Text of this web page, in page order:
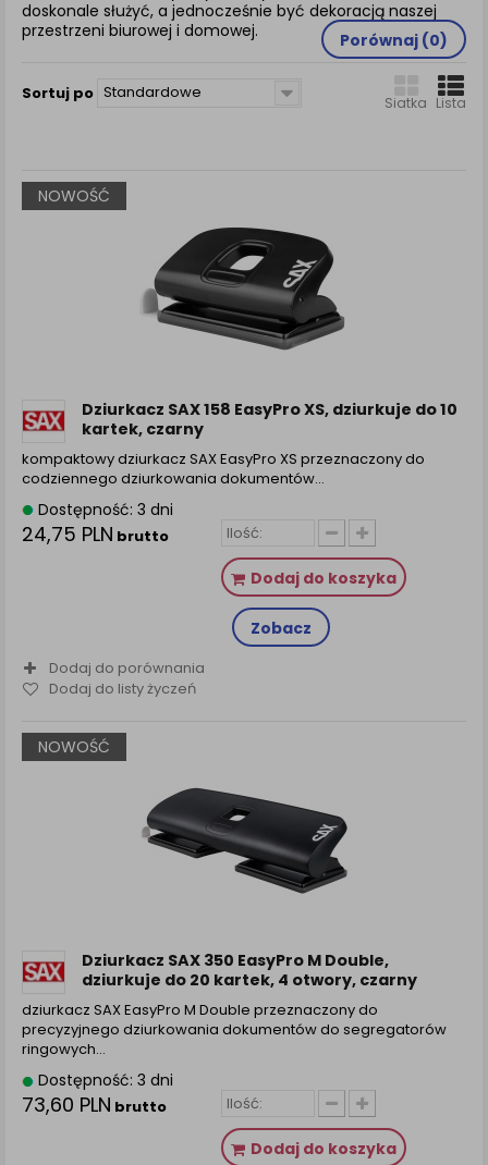
doskonale służyć, a jednocześnie być dekoracją naszej
przestrzeni biurowej i domowej.
Porównaj (0)
Sortuj po Standardowe
Siatka Lista
NOWOŚĆ
Dziurkacz SAX 158 EasyPro XS, dziurkuje do 10
kartek, czarny
kompaktowy dziurkacz SAX EasyPro XS przeznaczony do
codziennego dziurkowania dokumentów…
Dostępność: 3 dni
24,75 PLN brutto
Dodaj do koszyka
Zobacz
Dodaj do porównania
Dodaj do listy życzeń
NOWOŚĆ
Dziurkacz SAX 350 EasyPro M Double,
dziurkuje do 20 kartek, 4 otwory, czarny
dziurkacz SAX EasyPro M Double przeznaczony do
precyzyjnego dziurkowania dokumentów do segregatorów
ringowych…
Dostępność: 3 dni
73,60 PLN brutto
Dodaj do koszyka
Klauzula Informacyjna (rozwiń)
Lista Zaufanych Partnerów (rozwiń)